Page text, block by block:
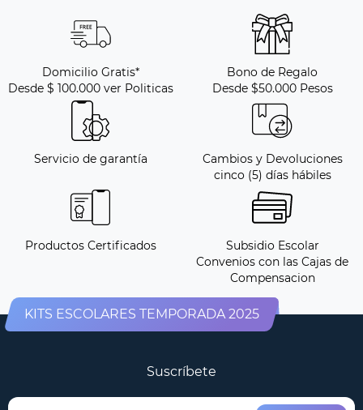
Domicilio Gratis*
Desde $ 100.000 ver Politicas
Bono de Regalo
Desde $50.000 Pesos
Servicio de garantía
Cambios y Devoluciones
cinco (5) días hábiles
Productos Certificados
Subsidio Escolar
Convenios con las Cajas de
Compensacion
KITS ESCOLARES TEMPORADA 2025
Suscríbete